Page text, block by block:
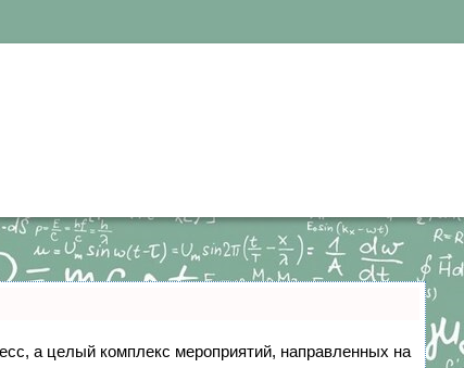
а целый комплекс мероприятий, направленных на